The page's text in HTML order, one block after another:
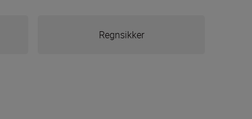
Regnsikker